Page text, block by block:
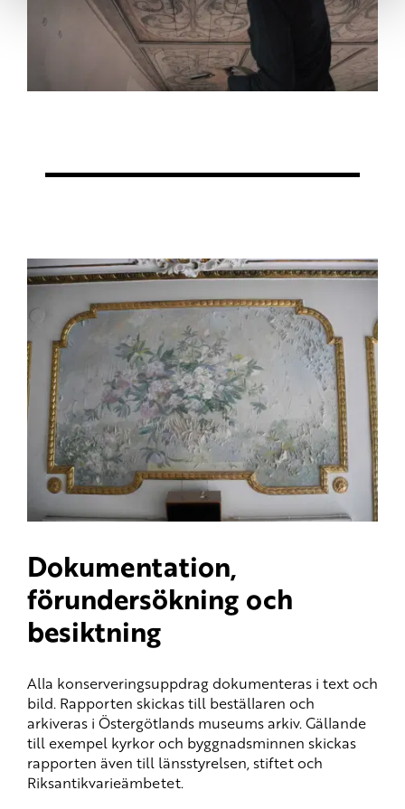
Dokumentation,
förundersökning och
besiktning
Alla konserveringsuppdrag dokumenteras i text och
bild. Rapporten skickas till beställaren och
arkiveras i Östergötlands museums arkiv. Gällande
till exempel kyrkor och byggnadsminnen skickas
rapporten även till länsstyrelsen, stiftet och
Riksantikvarieämbetet.